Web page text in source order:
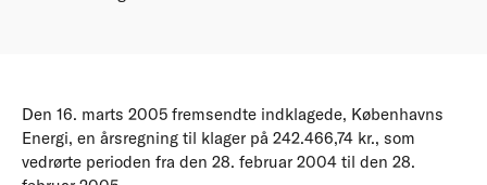
Den 16. marts 2005 fremsendte indklagede, Københavns
Energi, en årsregning til klager på 242.466,74 kr., som
vedrørte perioden fra den 28. februar 2004 til den 28.